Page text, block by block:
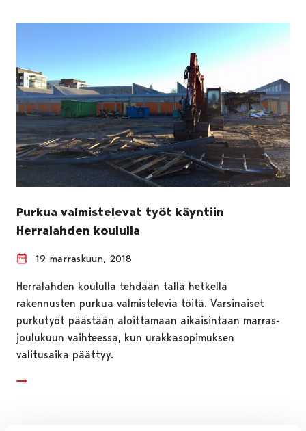
Purkua valmistelevat työt käyntiin
Herralahden koululla
19 marraskuun, 2018
Herralahden koululla tehdään tällä hetkellä
rakennusten purkua valmistelevia töitä. Varsinaiset
purkutyöt päästään aloittamaan aikaisintaan marras-
joulukuun vaihteessa, kun urakkasopimuksen
valitusaika päättyy.